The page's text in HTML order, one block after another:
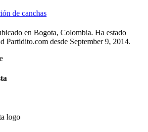
de canchas
en Bogota, Colombia. Ha estado
Partidito.com desde September 9, 2014.